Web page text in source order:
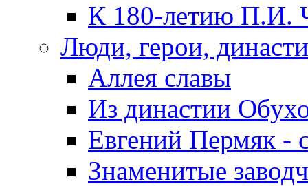
К 180-летию П.И.
Люди, герои,
Аллея славы
Из династии
Евгений Пермяк -
Знаменитые